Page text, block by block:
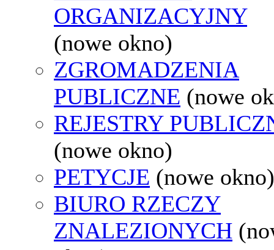
ORGANIZACYJNY
(nowe okno)
ZGROMADZENIA
PUBLICZNE (nowe
REJESTRY
(nowe okno)
PETYCJE (nowe okno)
BIURO RZECZY
ZNALEZIONYCH